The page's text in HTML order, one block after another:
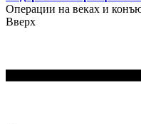
Операции на веках и
Вверх